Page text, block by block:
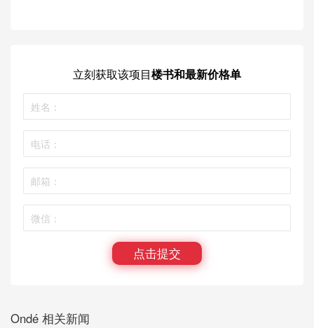
立刻获取该项目楼书和最新价格单
点击提交
Ondé 相关新闻